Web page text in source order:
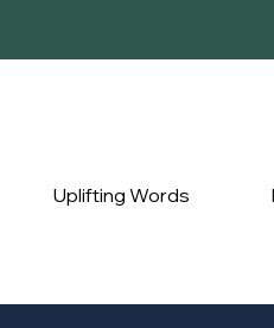
Uplifting Words